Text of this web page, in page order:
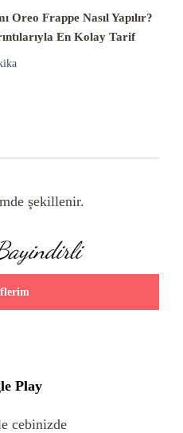
Oreo Frappe Nasıl Yapılır?
En Kolay Tarif
şekillenir.
Play
cebinizde